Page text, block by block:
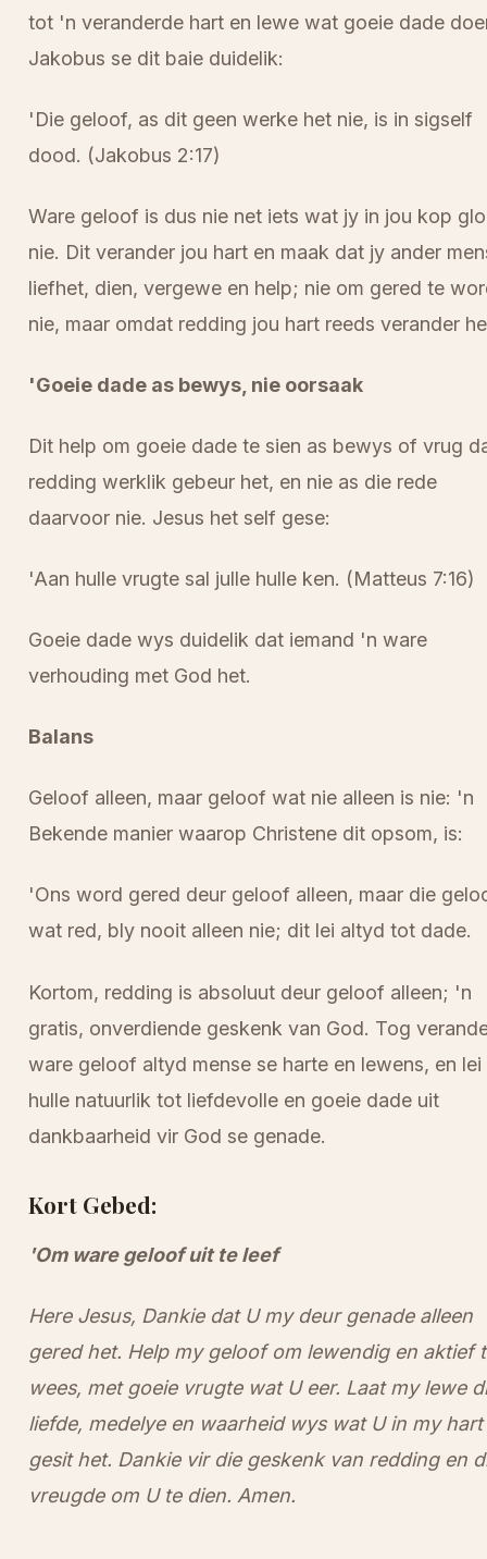
tot 'n veranderde hart en lewe wat goeie dade
Jakobus se dit baie duidelik:
'Die geloof, as dit geen werke het nie, is in sigself
dood. (Jakobus 2:17)
Ware geloof is dus nie net iets wat jy in jou kop glo
nie. Dit verander jou hart en maak dat jy ander
liefhet, dien, vergewe en help; nie om gered te
nie, maar omdat redding jou hart reeds verander
'Goeie dade as bewys, nie oorsaak
Dit help om goeie dade te sien as bewys of vrug
redding werklik gebeur het, en nie as die rede
daarvoor nie. Jesus het self gese:
'Aan hulle vrugte sal julle hulle ken. (Matteus 7:16)
Goeie dade wys duidelik dat iemand 'n ware
verhouding met God het.
Balans
Geloof alleen, maar geloof wat nie alleen is nie: 'n
Bekende manier waarop Christene dit opsom, is:
'Ons word gered deur geloof alleen, maar die
wat red, bly nooit alleen nie; dit lei altyd tot dade.
Kortom, redding is absoluut deur geloof alleen; 'n
gratis, onverdiende geskenk van God. Tog
ware geloof altyd mense se harte en lewens, en lei
hulle natuurlik tot liefdevolle en goeie dade uit
dankbaarheid vir God se genade.
Kort Gebed:
'Om ware geloof uit te leef
Here Jesus, Dankie dat U my deur genade alleen
gered het. Help my geloof om lewendig en aktief
wees, met goeie vrugte wat U eer. Laat my lewe
liefde, medelye en waarheid wys wat U in my hart
gesit het. Dankie vir die geskenk van redding en
vreugde om U te dien. Amen.